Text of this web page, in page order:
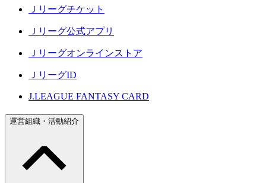
Ｊリーグチケット
Ｊリーグ公式アプリ
Ｊリーグオンラインストア
ＪリーグID
J.LEAGUE FANTASY CARD
運営組織・活動紹介